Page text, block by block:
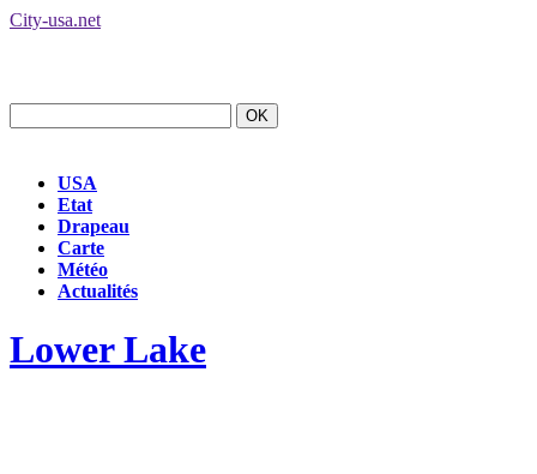
City-usa.net
USA
Etat
Drapeau
Carte
Météo
Actualités
Lower Lake